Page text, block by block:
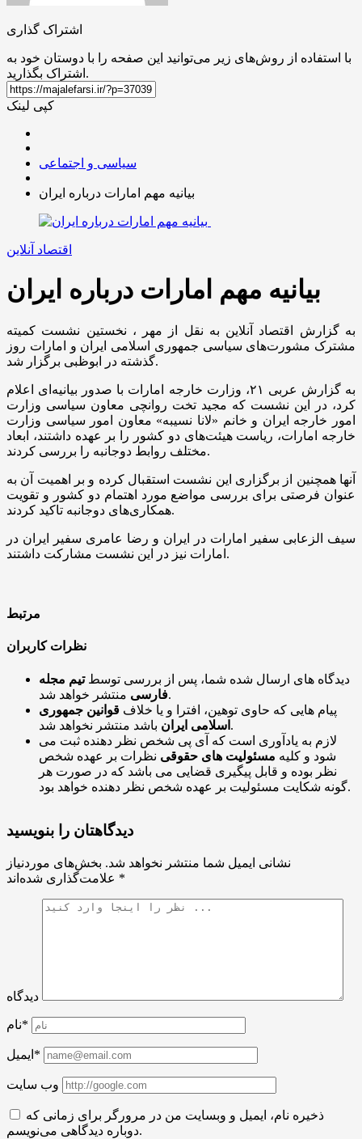
اشتراک گذاری
با استفاده از روش‌های زیر می‌توانید این صفحه را با دوستان خود به
اشتراک بگذارید.
کپی لینک
سیاسی و اجتماعی
اقتصاد آنلاین
به گزارش اقتصاد آنلاین به نقل از مهر ، نخستین نشست کمیته
مشترک مشورت‌های سیاسی جمهوری اسلامی ایران و امارات روز
گذشته در ابوظبی برگزار شد.
به گزارش عربی ۲۱، وزارت خارجه امارات با صدور بیانیه‌ای اعلام
کرد، در این نشست که مجید تخت روانچی معاون سیاسی وزارت
امور خارجه ایران و خانم «لانا نسیبه» معاون امور سیاسی وزارت
خارجه امارات، ریاست هیئت‌های دو کشور را بر عهده داشتند، ابعاد
مختلف روابط دوجانبه را بررسی کردند.
آنها همچنین از برگزاری این نشست استقبال کرده و بر اهمیت آن به
عنوان فرصتی برای بررسی مواضع مورد اهتمام دو کشور و تقویت
همکاری‌های دوجانبه تاکید کردند.
سیف الزعابی سفیر امارات در ایران و رضا عامری سفیر ایران در
امارات نیز در این نشست مشارکت داشتند.
مرتبط
نظرات کاربران
دیدگاه های ارسال شده شما، پس از بررسی توسطتیم مجله
فارسیمنتشر خواهد شد.
پیام هایی که حاوی توهین، افترا و یا خلاف قوانین جمهوری
اسلامی ایران باشد منتشر نخواهد شد.
لازم به یادآوری است که آی پی شخص نظر دهنده ثبت می
شود و کلیه مسئولیت های حقوقی نظرات بر عهده شخص
نظر بوده و قابل پیگیری قضایی می باشد که در صورت هر
گونه شکایت مسئولیت بر عهده شخص نظر دهنده خواهد بود.
دیدگاهتان را بنویسید
نشانی ایمیل شما منتشر نخواهد شد. بخش‌های موردنیاز
*
دیدگاه
نام*
ایمیل*
وب سایت
ذخیره نام، ایمیل و وبسایت من در مرورگر برای زمانی که
دوباره دیدگاهی می‌نویسم.